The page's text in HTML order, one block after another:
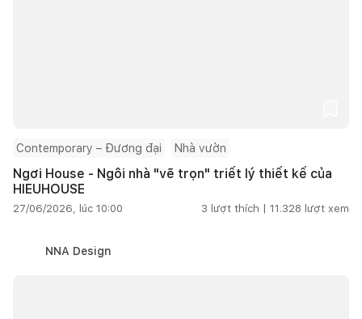
Contemporary – Đương đại Nhà vườn
Ngơi House - Ngôi nhà "vẽ trọn" triết lý thiết kế của
HIEUHOUSE
27/06/2026, lúc 10:00 3 lượt thích | 11.328 lượt xem
NNA Design